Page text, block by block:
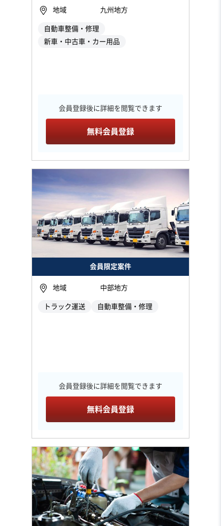
地域 九州地方
自動車整備・修理
新車・中古車・カー用品
会員登録後に詳細を閲覧できます
無料会員登録
会員限定案件
地域 中部地方
トラック運送 自動車整備・修理
会員登録後に詳細を閲覧できます
無料会員登録